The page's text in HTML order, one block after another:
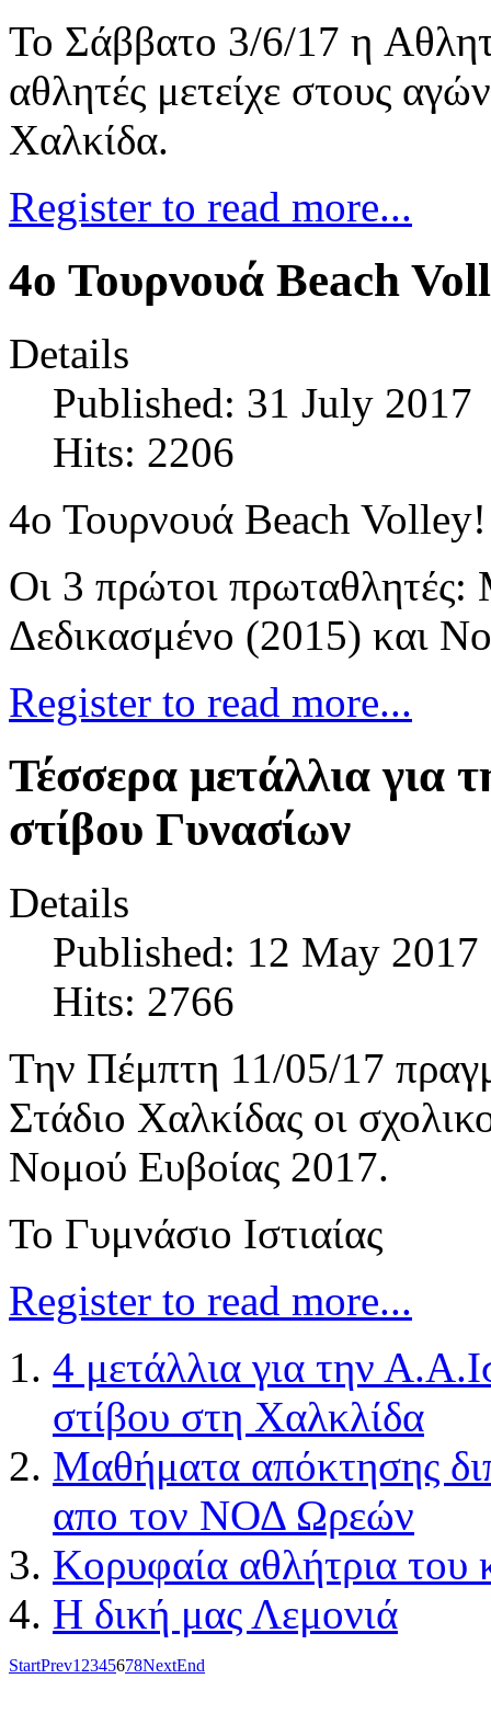
Το Σάββατο 3/6/17 η
αθλητές μετείχε στους
Χαλκίδα.
Register to read more...
4ο Τουρνουά Beach
Details
Published: 31 July 2017
Hits: 2206
4ο Τουρνουά Beach Volley!
Οι 3 πρώτοι
Δεδικασμένο (2015) και
Register to read more...
Τέσσερα μετάλλια για
στίβου Γυνασίων
Details
Published: 12 May 2017
Hits: 2766
Την Πέμπτη 11/05/17
Στάδιο Χαλκίδας οι
Νομού Ευβοίας 2017.
Το Γυμνάσιο Ιστιαίας
Register to read more...
4 μετάλλια για την
στίβου στη Xαλκλίδα
Μαθήματα απόκτησης
απο τον ΝΟΔ Ωρεών
Κορυφαία αθλήτρια
H δική μας Λεμονιά
StartPrev1 2345678NextEnd